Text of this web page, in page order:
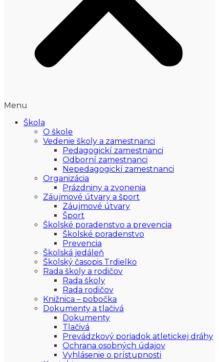
Menu
Škola
O škole
Vedenie školy a zamestnanci
Pedagogickí zamestnanci
Odborní zamestnanci
Nepedagogickí zamestnanci
Organizácia
Prázdniny a zvonenia
Záujmové útvary a šport
Záujmové útvary
Šport
Školské poradenstvo a prevencia
Školské poradenstvo
Prevencia
Školská jedáleň
Školský časopis Trdielko
Rada školy a rodičov
Rada školy
Rada rodičov
Knižnica – pobočka
Dokumenty a tlačivá
Dokumenty
Tlačivá
Prevádzkový poriadok atletickej dráhy
Ochrana osobných údajov
Vyhlásenie o prístupnosti